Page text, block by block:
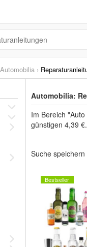
Automobilia ›
Automobilia:
Im Bereich
günstigen 4,39
Suche speichern
Bestseller